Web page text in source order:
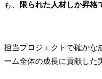
も、
限られた人材しか昇格
担当プロジェクトで確かな
ーム全体の成長に貢献した